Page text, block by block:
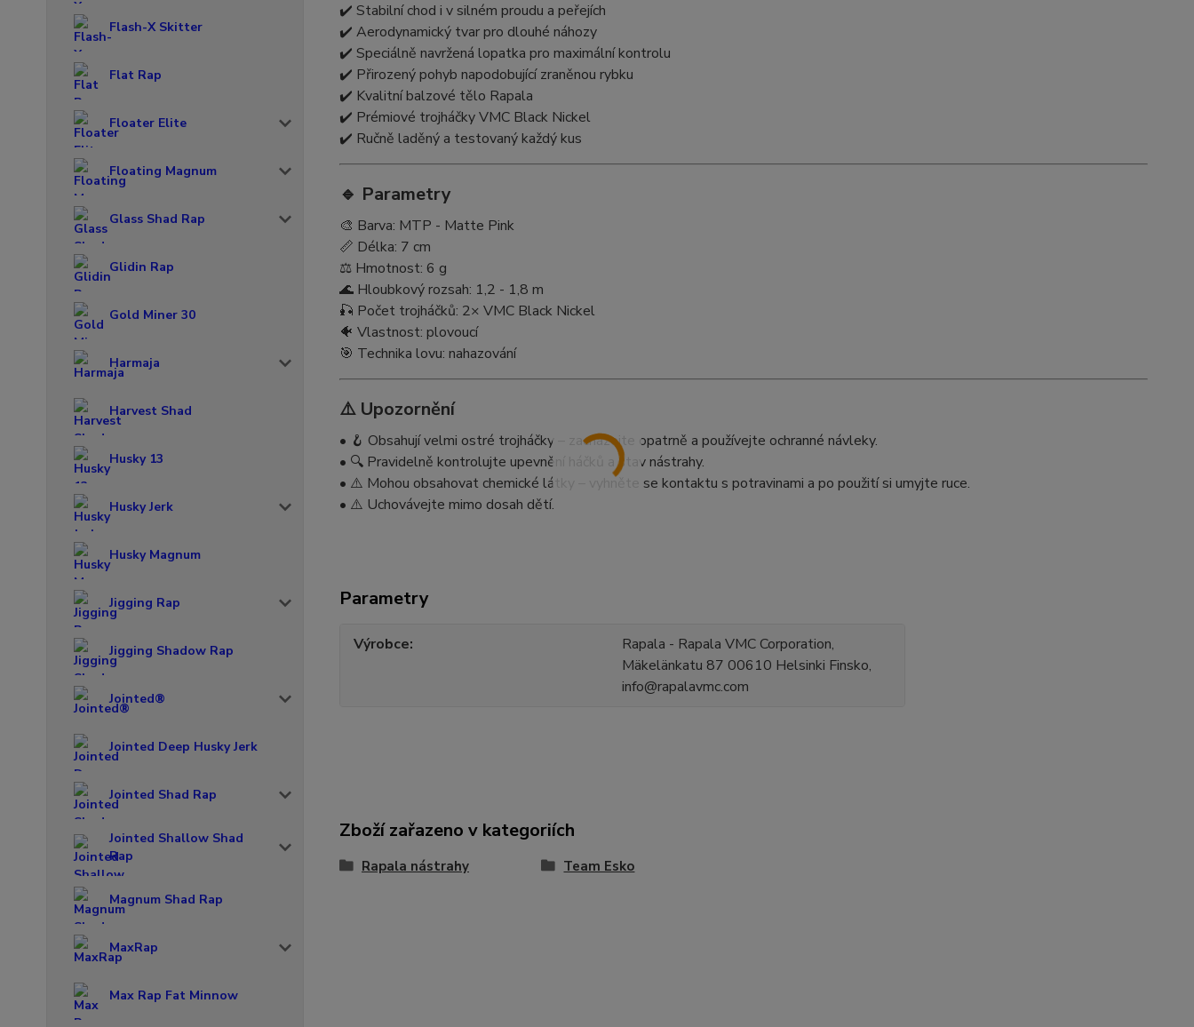
Flash-X Skitter
Flat Rap
Floater Elite
Floating Magnum
Glass Shad Rap
Glidin Rap
Gold Miner 30
Harmaja
Harvest Shad
Husky 13
Husky Jerk
Husky Magnum
Jigging Rap
Jigging Shadow Rap
Jointed®
Jointed Deep Husky Jerk
Jointed Shad Rap
Jointed Shallow Shad
Rap
Magnum Shad Rap
MaxRap
Max Rap Fat Minnow
✔️ Stabilní chod i v silném proudu a peřejích
✔️ Aerodynamický tvar pro dlouhé náhozy
✔️ Speciálně navržená lopatka pro maximální kontrolu
✔️ Přirozený pohyb napodobující zraněnou rybku
✔️ Kvalitní balzové tělo Rapala
✔️ Prémiové trojháčky VMC Black Nickel
✔️ Ručně laděný a testovaný každý kus
🔹 Parametry
🎨 Barva: MTP - Matte Pink
📏 Délka: 7 cm
⚖️ Hmotnost: 6 g
🌊 Hloubkový rozsah: 1,2 - 1,8 m
🎣 Počet trojháčků: 2× VMC Black Nickel
🐠 Vlastnost: plovoucí
🎯 Technika lovu: nahazování
⚠️ Upozornění
• 🪝 Obsahují velmi ostré trojháčky – zacházejte opatrně a používejte ochranné návleky.
• 🔍 Pravidelně kontrolujte upevnění háčků a stav nástrahy.
• ⚠️ Mohou obsahovat chemické látky – vyhněte se kontaktu s potravinami a po použití si umyjte ruce.
• ⚠️ Uchovávejte mimo dosah dětí.
Parametry
Výrobce
Rapala - Rapala VMC Corporation,
Mäkelänkatu 87 00610 Helsinki Finsko,
info@rapalavmc.com
Zboží zařazeno v kategoriích
Rapala nástrahy Team Esko